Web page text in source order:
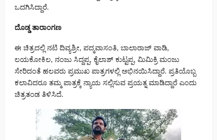
ಒದಗಿಸಿದ್ದಾರೆ.
ದೊಡ್ಡ ತಾರಾಂಗಣ
ಈ ಚಿತ್ರದಲ್ಲಿ ನಟಿ ದಿವ್ಯಶ್ರೀ, ಪದ್ಮವಾಸಂತಿ, ಬಾಲಾರಾಜ್ ವಾಡಿ,
ಲಯಕೋಕಿಲ, ನಂಜು ಸಿದ್ದಪ್ಪ, ಕೈಲಾಶ್ ಕುಟ್ಟಪ್ಪ, ಮಿಮಿಕ್ರಿ ಮಂಜು
ಸೇರಿದಂತೆ ಹಲವರು ಪ್ರಮುಖ ಪಾತ್ರಗಳಲ್ಲಿ ಅಭಿನಯಿಸಿದ್ದಾರೆ. ಪ್ರತಿಯೊಬ್ಬ
ಕಲಾವಿದರೂ ತಮ್ಮ ಪಾತ್ರಕ್ಕೆ ನ್ಯಾಯ ಸಲ್ಲಿಸುವ ಪ್ರಯತ್ನ ಮಾಡಿದ್ದಾರೆ ಎಂದು
ಚಿತ್ರತಂಡ ತಿಳಿಸಿದೆ.